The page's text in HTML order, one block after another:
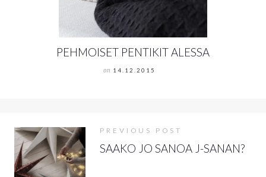
PEHMOISET PENTIKIT ALESSA
on 14.12.2015
PREVIOUS POST
SAAKO JO SANOA J-SANAN?